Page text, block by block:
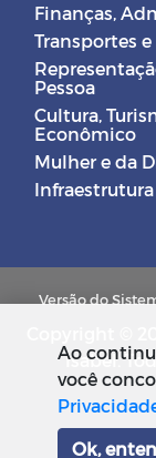
Finanças,
Transportes
Pessoa
Cultura,
Econômico
Mulher e da
Infraestrutura
Versão do
Isabel.
Ao
você
Ok,